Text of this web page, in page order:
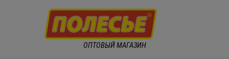
ОПТОВЫЙ МАГАЗИН